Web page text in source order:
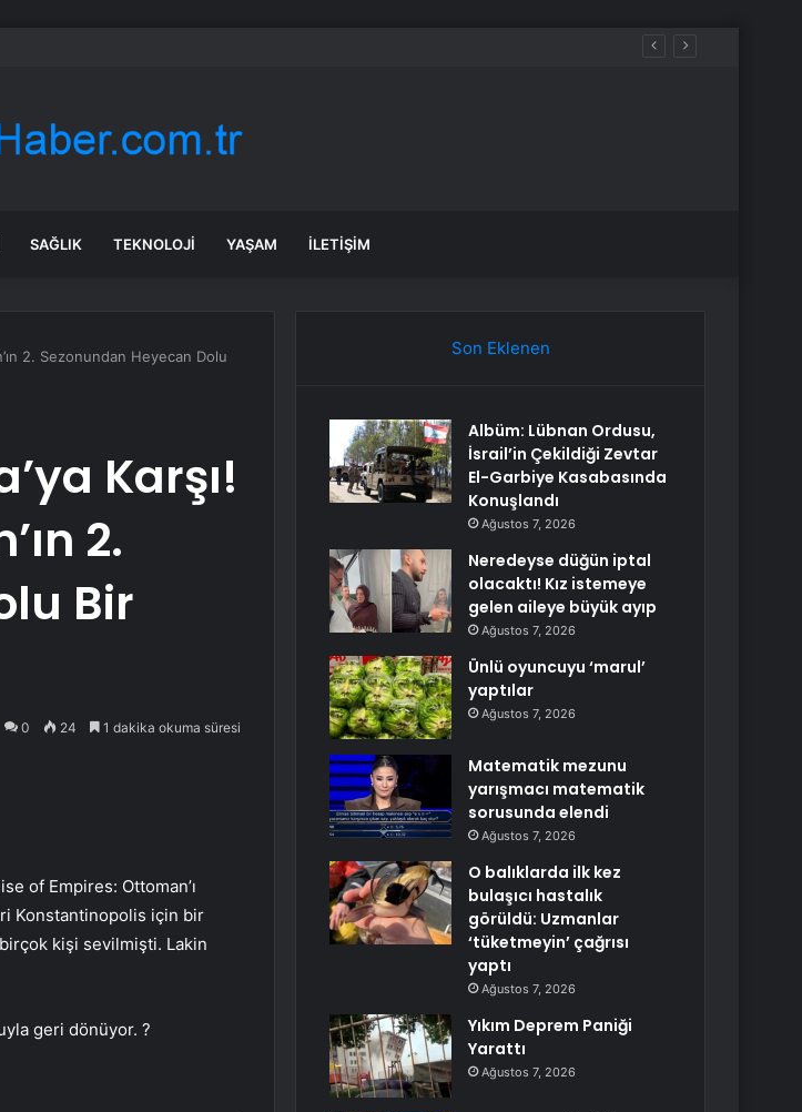
SAĞLIK TEKNOLOJI YAŞAM İLETIŞIM
2. Sezonundan Heyecan Dolu
Karşı!
2.
Bir
0 24 1 dakika okuma süresi
of Empires: Ottoman’ı
Konstantinopolis için bir
kişi sevilmişti. Lakin
geri dönüyor. ?
Son Eklenen
Albüm: Lübnan Ordusu,
İsrail’in Çekildiği Zevtar
El-Garbiye Kasabasında
Konuşlandı
Ağustos 7, 2026
Neredeyse düğün iptal
olacaktı! Kız istemeye
gelen aileye büyük ayıp
Ağustos 7, 2026
Ünlü oyuncuyu ‘marul’
yaptılar
Ağustos 7, 2026
Matematik mezunu
yarışmacı matematik
sorusunda elendi
Ağustos 7, 2026
O balıklarda ilk kez
bulaşıcı hastalık
görüldü: Uzmanlar
‘tüketmeyin’ çağrısı
yaptı
Ağustos 7, 2026
Yıkım Deprem Paniği
Yarattı
Ağustos 7, 2026